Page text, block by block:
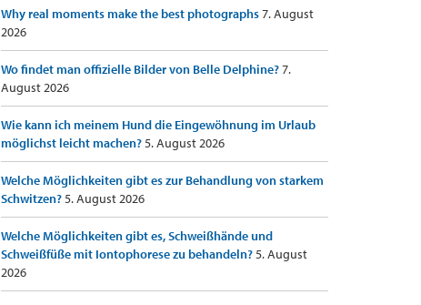
Why real moments make the best photographs7. August
2026
Wo findet man offizielle Bilder von Belle Delphine?7.
August 2026
Wie kann ich meinem Hund die Eingewöhnung im Urlaub
möglichst leicht machen?5. August 2026
Welche Möglichkeiten gibt es zur Behandlung von starkem
Schwitzen?5. August 2026
Welche Möglichkeiten gibt es, Schweißhände und
Schweißfüße mit Iontophorese zu behandeln?5. August
2026